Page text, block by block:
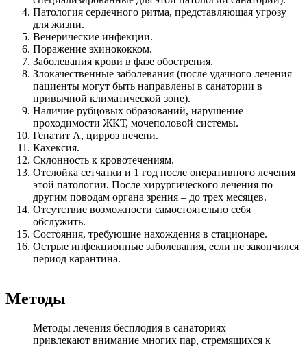
Патология сердечного ритма, представляющая угрозу
для жизни.
Венерические инфекции.
Поражение эхинококком.
Заболевания крови в фазе обострения.
Злокачественные заболевания (после удачного лечения
пациенты могут быть направлены в санатории в
привычной климатической зоне).
Наличие рубцовых образований, нарушение
проходимости ЖКТ, мочеполовой системы.
Гепатит А, цирроз печени.
Кахексия.
Склонность к кровотечениям.
Отслойка сетчатки и 1 год после оперативного лечения
этой патологии. После хирургического лечения по
другим поводам органа зрения – до трех месяцев.
Отсутствие возможности самостоятельно себя
обслужить.
Состояния, требующие нахождения в стационаре.
Острые инфекционные заболевания, если не закончился
период карантина.
Методы
Методы лечения бесплодия в санаториях
привлекают внимание многих пар, стремящихся к